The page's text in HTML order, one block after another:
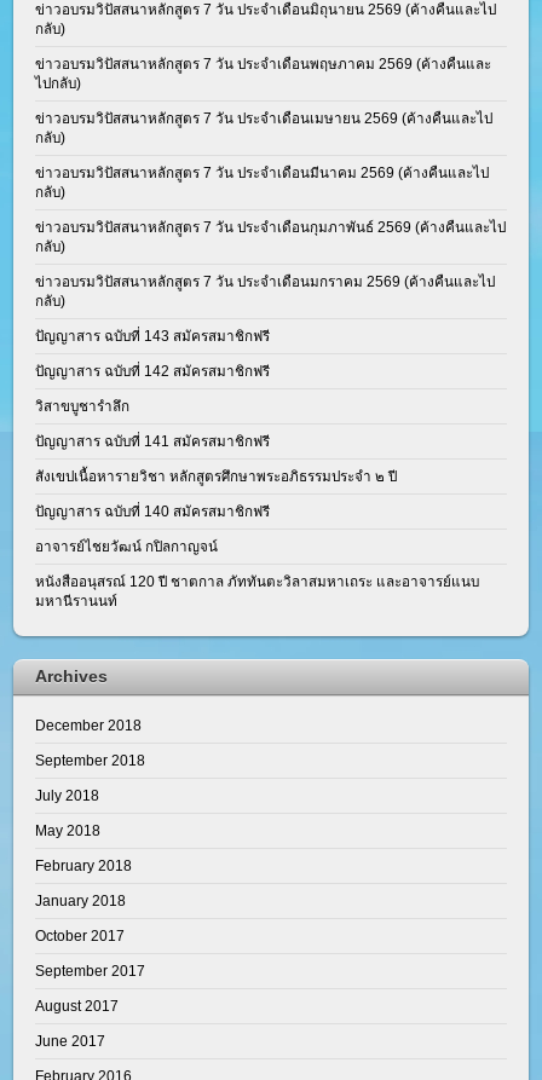
ข่าวอบรมวิปัสสนาหลักสูตร 7 วัน ประจำเดือนมิถุนายน 2569 (ค้างคืนและไป
กลับ)
ข่าวอบรมวิปัสสนาหลักสูตร 7 วัน ประจำเดือนพฤษภาคม 2569 (ค้างคืนและ
ไปกลับ)
ข่าวอบรมวิปัสสนาหลักสูตร 7 วัน ประจำเดือนเมษายน 2569 (ค้างคืนและไป
กลับ)
ข่าวอบรมวิปัสสนาหลักสูตร 7 วัน ประจำเดือนมีนาคม 2569 (ค้างคืนและไป
กลับ)
ข่าวอบรมวิปัสสนาหลักสูตร 7 วัน ประจำเดือนกุมภาพันธ์ 2569 (ค้างคืนและไป
กลับ)
ข่าวอบรมวิปัสสนาหลักสูตร 7 วัน ประจำเดือนมกราคม 2569 (ค้างคืนและไป
กลับ)
ปัญญาสาร ฉบับที่ 143 สมัครสมาชิกฟรี
ปัญญาสาร ฉบับที่ 142 สมัครสมาชิกฟรี
วิสาขบูชารำลึก
ปัญญาสาร ฉบับที่ 141 สมัครสมาชิกฟรี
สังเขปเนื้อหารายวิชา หลักสูตรศึกษาพระอภิธรรมประจำ ๒ ปี
ปัญญาสาร ฉบับที่ 140 สมัครสมาชิกฟรี
อาจารย์ไชยวัฒน์ กปิลกาญจน์
หนังสืออนุสรณ์ 120 ปี ชาตกาล ภัททันตะวิลาสมหาเถระ และอาจารย์แนบ
มหานีรานนท์
Archives
December 2018
September 2018
July 2018
May 2018
February 2018
January 2018
October 2017
September 2017
August 2017
June 2017
February 2016